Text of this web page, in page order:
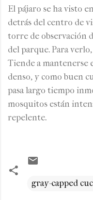
El pájaro se ha visto
detrás del centro de
torre de observación
del parque. Para
Tiende a mantenerse
denso, y como buen
pasa largo tiempo
mosquitos están
repelente.
gray-capped